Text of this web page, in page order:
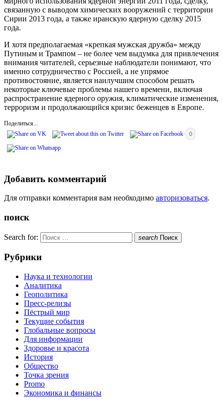
связанную с выводом химических вооружений с территории
Сирии 2013 года, а также иранскую ядерную сделку 2015
года.
И хотя предполагаемая «крепкая мужская дружба» между
Путиным и Трампом – не более чем выдумка для привлечения
внимания читателей, серьезные наблюдатели понимают, что
именно сотрудничество с Россией, а не упрямое
противостояние, является наилучшим способом решать
некоторые ключевые проблемы нашего времени, включая
распространение ядерного оружия, климатические изменения,
терроризм и продолжающийся кризис беженцев в Европе.
Поделиться...
0
Добавить комментарий
Для отправки комментария вам необходимо авторизоваться.
поиск
Search for: search Поиск
Рубрики
Наука и технологии
Аналитика
Геополитика
Пресс-релизы
Пёстрый мир
Текущие события
Глобальные вопросы
Для информации
Здоровье и красота
История
Общество
Точка зрения
Promo
Экономика и финансы